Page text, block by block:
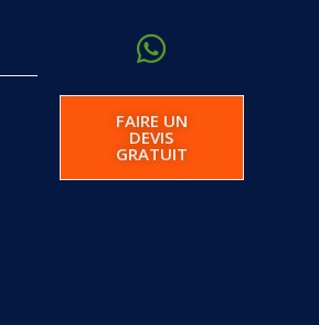
FAIRE UN
DEVIS
GRATUIT